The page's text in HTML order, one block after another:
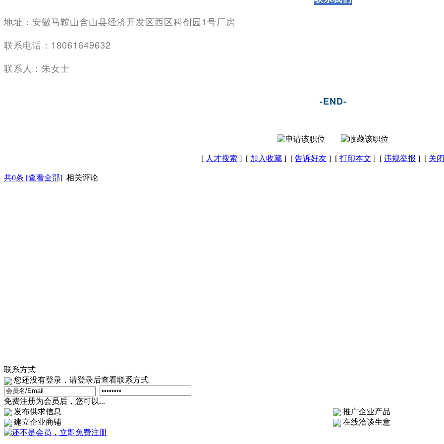
地址：安徽马鞍山含山县经济开发区西区科创园1号厂房
联系电话：18061649632
联系人：朱女士
-END-
[ 人才搜索 ] [ 加入收藏 ] [ 告诉好友 ] [ 打印本文 ] [ 违规举报 ] [ 关
共0条 [查看全部] 相关评论
联系方式
您还没有登录，请登录后查看联系方式
免费注册为会员后，您可以...
发布供求信息
推广企业产品
建立企业商铺
在线洽谈生意